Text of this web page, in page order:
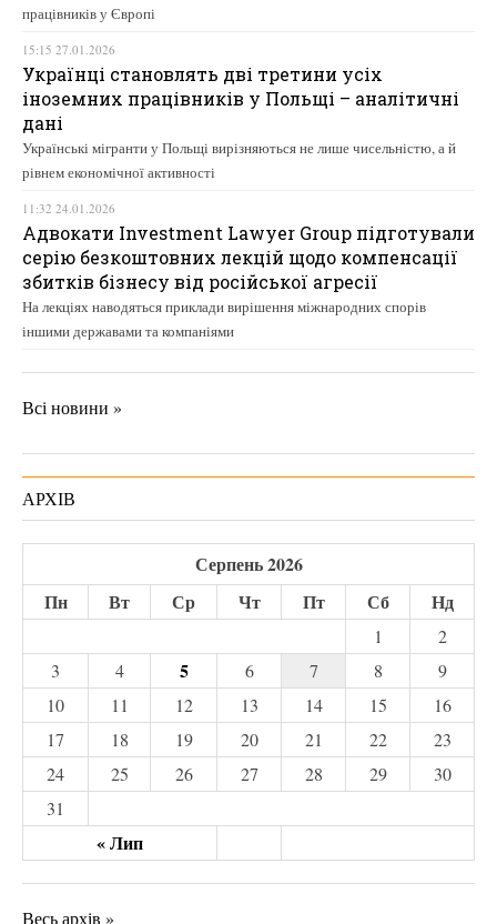
працівників у Європі
15:15 27.01.2026
Українці становлять дві третини усіх
іноземних працівників у Польщі – аналітичні
дані
Українські мігранти у Польщі вирізняються не лише чисельністю, а й
рівнем економічної активності
11:32 24.01.2026
Адвокати Investment Lawyer Group підготували
серію безкоштовних лекцій щодо компенсації
збитків бізнесу від російської агресії
На лекціях наводяться приклади вирішення міжнародних спорів
іншими державами та компаніями
Всі новини »
АРХІВ
Серпень 2026
Пн
Вт Ср Чт Пт Сб Нд
« Лип
1
2
3
4 5 6 7 8
9
10
11 12 13 14 15
16
17
18 19 20 21 22
23
24
25 26 27 28 29
30
31
Весь архів »